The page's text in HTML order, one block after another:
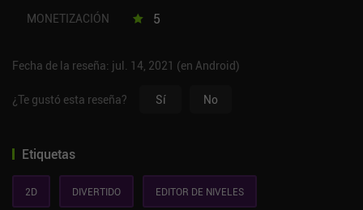
MONETIZACIÓN 5
Fecha de la reseña: jul. 14, 2021 (en Android)
¿Te gustó esta reseña? Sí No
Etiquetas
2D DIVERTIDO EDITOR DE NIVELES